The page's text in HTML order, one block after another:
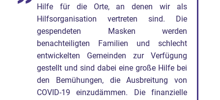
Hilfe für die Orte, an denen wir als
Hilfsorganisation vertreten sind. Die
gespendeten Masken werden
benachteiligten Familien und schlecht
entwickelten Gemeinden zur Verfügung
gestellt und sind dabei eine große Hilfe bei
den Bemühungen, die Ausbreitung von
COVID-19 einzudämmen. Die finanzielle